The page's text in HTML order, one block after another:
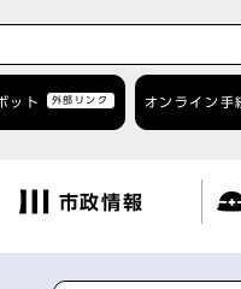
ット 外部リンク オンライン手
市政情報